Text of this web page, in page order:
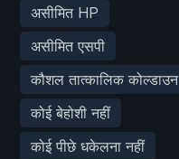
असीमित HP
असीमित एसपी
कौशल तात्कालिक कोल्डाउन
कोई बेहोशी नहीं
कोई पीछे धकेलना नहीं